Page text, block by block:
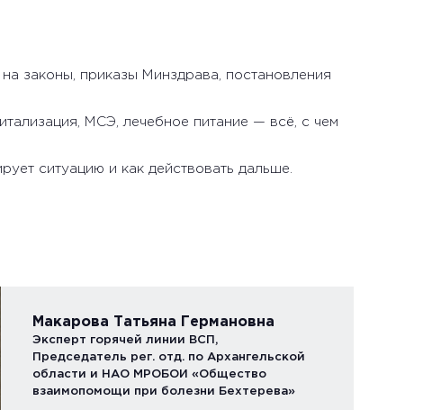
законы, приказы Минздрава, постановления
МСЭ, лечебное питание — всё, с чем
ситуацию и как действовать дальше.
Макарова Татьяна Германовна
Эксперт горячей линии ВСП,
Председатель рег. отд. по Архангельской
области и НАО МРОБОИ «Общество
взаимопомощи при болезни Бехтерева»